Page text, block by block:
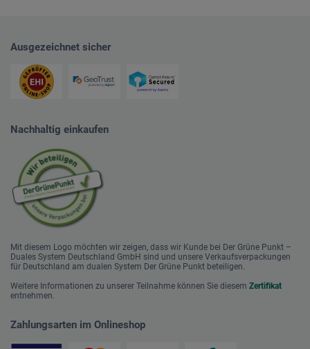
Ausgezeichnet sicher
Nachhaltig einkaufen
Mit diesem Logo möchten wir zeigen, dass wir Kunde bei Der Grüne Punkt –
Duales System Deutschland GmbH sind und unsere Verkaufsverpackungen
für Deutschland am dualen System Der Grüne Punkt beteiligen.
Weitere Informationen zu unserer Teilnahme können Sie diesem Zertifikat
entnehmen.
Zahlungsarten im Onlineshop